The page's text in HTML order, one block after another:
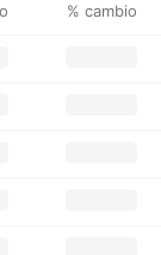
% cambio